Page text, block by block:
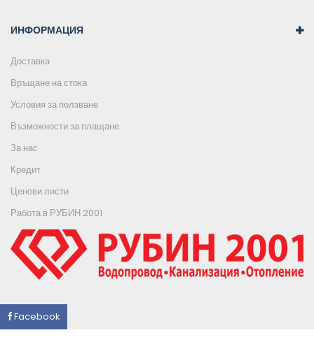
ИНФОРМАЦИЯ
Доставка
Връщане на стока
Условия за ползване
Възможности за плащане
За нас
Кредит
Ценови листи
Работа в РУБИН 2001
Facebook